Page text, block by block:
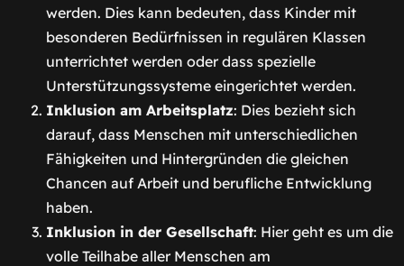
werden. Dies kann bedeuten, dass Kinder mit
besonderen Bedürfnissen in regulären Klassen
unterrichtet werden oder dass spezielle
Unterstützungssysteme eingerichtet werden.
Inklusion am Arbeitsplatz: Dies bezieht sich
darauf, dass Menschen mit unterschiedlichen
Fähigkeiten und Hintergründen die gleichen
Chancen auf Arbeit und berufliche Entwicklung
haben.
Inklusion in der Gesellschaft: Hier geht es um die
volle Teilhabe aller Menschen am